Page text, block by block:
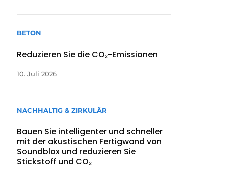
BETON
Reduzieren Sie die CO₂-Emissionen
10. Juli 2026
NACHHALTIG & ZIRKULÄR
Bauen Sie intelligenter und schneller
mit der akustischen Fertigwand von
Soundblox und reduzieren Sie
Stickstoff und CO₂